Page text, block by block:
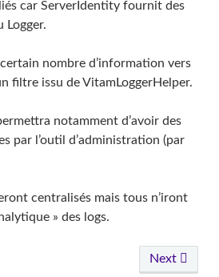
car ServerIdentity fournit des
Logger.
certain nombre d’information vers
filtre issu de VitamLoggerHelper.
notamment d’avoir des
par l’outil d’administration (par
centralisés mais tous n’iront
» des logs.
Next